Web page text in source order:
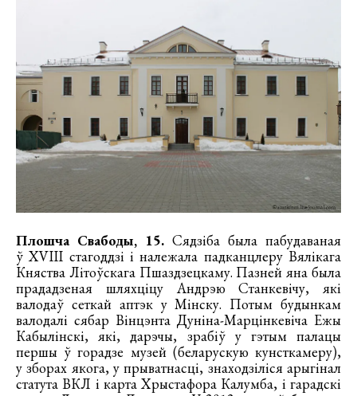
Плошча Свабоды, 15. Сядзіба была пабудаваная
ў XVIII стагоддзі і належала падканцлеру Вялікага
Княства Літоўскага Пшаздзецкаму. Пазней яна была
прададзеная шляхціцу Андрэю Станкевічу, які
валодаў сеткай аптэк у Мінску. Потым будынкам
валодалі сябар Вінцэнта Дуніна-Марцінкевіча Ежы
Кабылінскі, які, дарэчы, зрабіў у гэтым палацы
першы ў горадзе музей (беларускую кунсткамеру),
у зборах якога, у прыватнасці, знаходзіліся арыгінал
статута ВКЛ і карта Хрыстафора Калумба, і гарадскі